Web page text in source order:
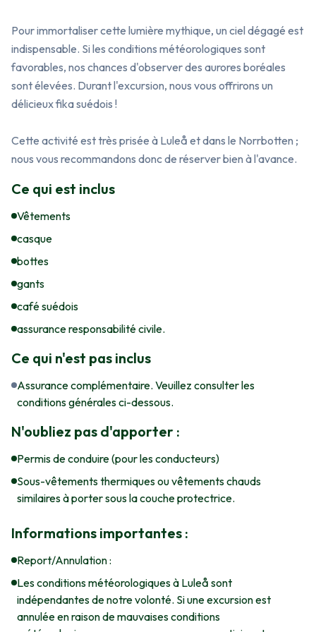
Pour immortaliser cette lumière mythique, un ciel dégagé est
indispensable. Si les conditions météorologiques sont
favorables, nos chances d'observer des aurores boréales
sont élevées. Durant l'excursion, nous vous offrirons un
délicieux fika suédois !
Cette activité est très prisée à Luleå et dans le Norrbotten ;
nous vous recommandons donc de réserver bien à l'avance.
Ce qui est inclus
Vêtements
casque
bottes
gants
café suédois
assurance responsabilité civile.
Ce qui n'est pas inclus
Assurance complémentaire. Veuillez consulter les
conditions générales ci-dessous.
N'oubliez pas d'apporter :
Permis de conduire (pour les conducteurs)
Sous-vêtements thermiques ou vêtements chauds
similaires à porter sous la couche protectrice.
Informations importantes :
Report/Annulation :
Les conditions météorologiques à Luleå sont
indépendantes de notre volonté. Si une excursion est
annulée en raison de mauvaises conditions